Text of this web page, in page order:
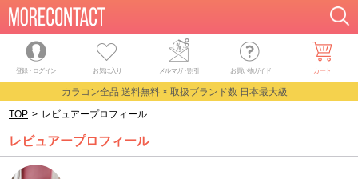
登録・ログイン お気に入り メルマガ・割引 お買い物ガイド カート
カラコン全品 送料無料 × 取扱ブランド数 日本最大級
TOP > レビュアープロフィール
レビュアープロフィール